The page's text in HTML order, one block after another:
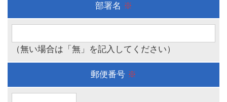
部署名 ※
（無い場合は「無」を記入してください）
郵便番号 ※